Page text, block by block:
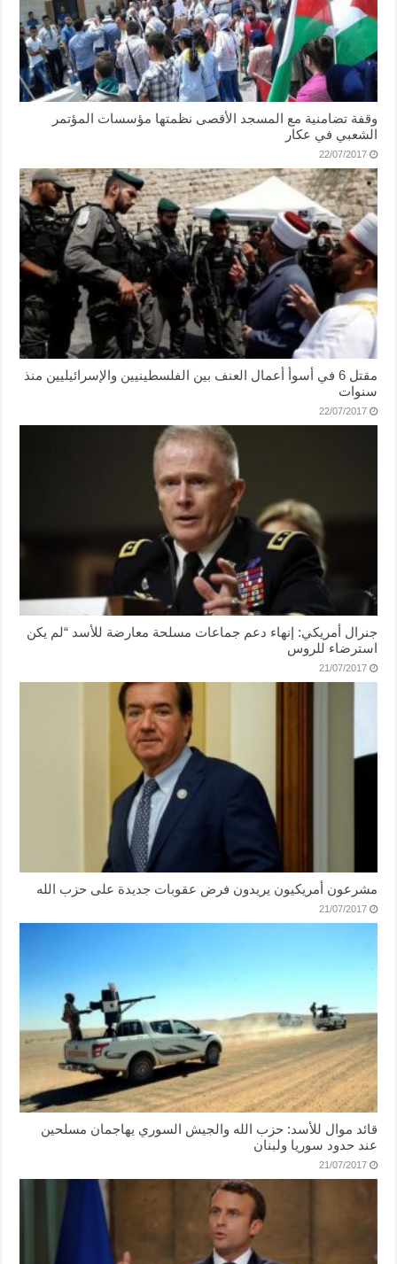
وقفة تضامنية مع المسجد الأقصى نظمتها مؤسسات المؤتمر
الشعبي في عكار
22/07/2017
مقتل 6 في أسوأ أعمال العنف بين الفلسطينيين والإسرائيليين منذ
سنوات
22/07/2017
جنرال أمريكي: إنهاء دعم جماعات مسلحة معارضة للأسد “لم يكن
استرضاء للروس
21/07/2017
مشرعون أمريكيون يريدون فرض عقوبات جديدة على حزب الله
21/07/2017
قائد موال للأسد: حزب الله والجيش السوري يهاجمان مسلحين
عند حدود سوريا ولبنان
21/07/2017